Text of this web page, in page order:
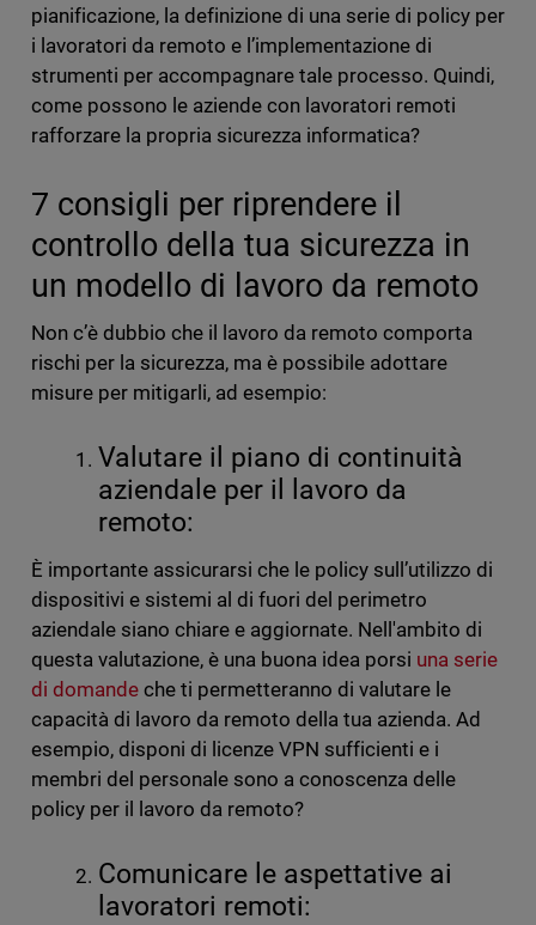
pianificazione, la definizione di una serie di policy per
i lavoratori da remoto e l’implementazione di
strumenti per accompagnare tale processo. Quindi,
come possono le aziende con lavoratori remoti
rafforzare la propria sicurezza informatica?
7 consigli per riprendere il
controllo della tua sicurezza in
un modello di lavoro da remoto
Non c’è dubbio che il lavoro da remoto comporta
rischi per la sicurezza, ma è possibile adottare
misure per mitigarli, ad esempio:
Valutare il piano di continuità
aziendale per il lavoro da
remoto:
È importante assicurarsi che le policy sull’utilizzo di
dispositivi e sistemi al di fuori del perimetro
aziendale siano chiare e aggiornate. Nell'ambito di
questa valutazione, è una buona idea porsi una serie
di domandeche ti permetteranno di valutare le
capacità di lavoro da remoto della tua azienda. Ad
esempio, disponi di licenze VPN sufficienti e i
membri del personale sono a conoscenza delle
policy per il lavoro da remoto?
Comunicare le aspettative ai
lavoratori remoti: